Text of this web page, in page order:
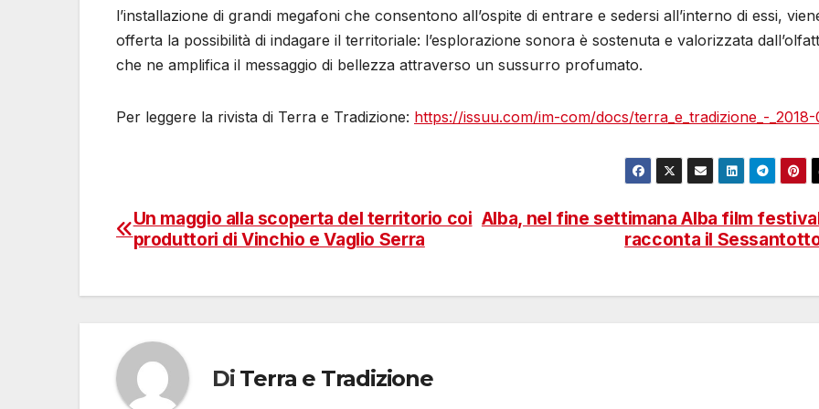
l’installazione di grandi megafoni che consentono all’ospite di entrare e sedersi all’interno di essi,
offerta la possibilità di indagare il territoriale: l’esplorazione sonora è sostenuta e valorizzata
che ne amplifica il messaggio di bellezza attraverso un sussurro profumato.
Per leggere la rivista di Terra e Tradizione: https://issuu.com/im-com/docs/terra_e_tradizione_-
Navigazione
Alba, nel fine settimana Alba film
racconta il
Un maggio alla scoperta del territorio coi
produttori di Vinchio e Vaglio Serra
Di Terra e Tradizione